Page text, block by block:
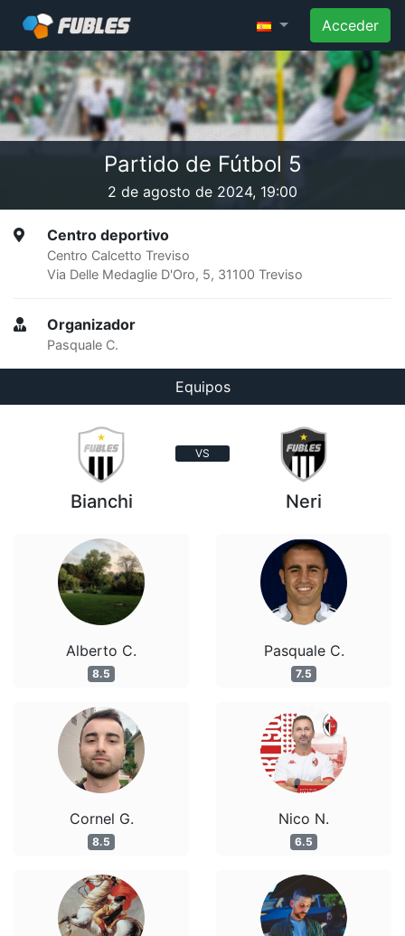
Acceder
Partido de Fútbol 5
2 de agosto de 2024, 19:00
Centro deportivo
Centro Calcetto Treviso
Via Delle Medaglie D'Oro, 5, 31100 Treviso
Organizador
Pasquale C.
Equipos
VS
Bianchi
Alberto C.
8.5
Cornel G.
8.5
Neri
Pasquale C.
7.5
Nico N.
6.5